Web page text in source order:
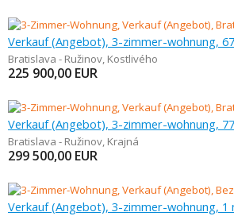
Verkauf (Angebot), 3-zimmer-wohnung,
Bratislava - Ružinov, Kostlivého
225 900,00 EUR
Verkauf (Angebot), 3-zimmer-wohnung,
Bratislava - Ružinov, Krajná
299 500,00 EUR
Verkauf (Angebot), 3-zimmer-wohnung, 1